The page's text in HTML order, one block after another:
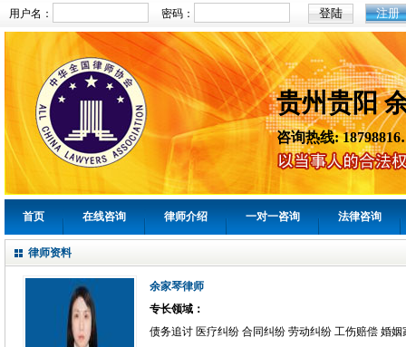
用户名： 密码： 注册
贵州贵阳
咨询热线:
首页 在线咨询 律师介绍 一对一咨询 法律咨询
律师资料
余家琴律师
专长领域：
债务追讨 医疗纠纷 合同纠纷 劳动纠纷 工伤赔偿 婚